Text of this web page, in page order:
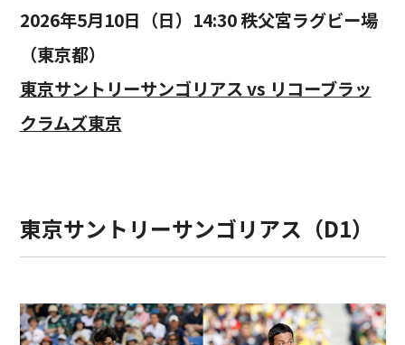
2026年5月10日（日）14:30 秩父宮ラグビー場
（東京都）
東京サントリーサンゴリアス vs リコーブラッ
クラムズ東京
東京サントリーサンゴリアス（D1）